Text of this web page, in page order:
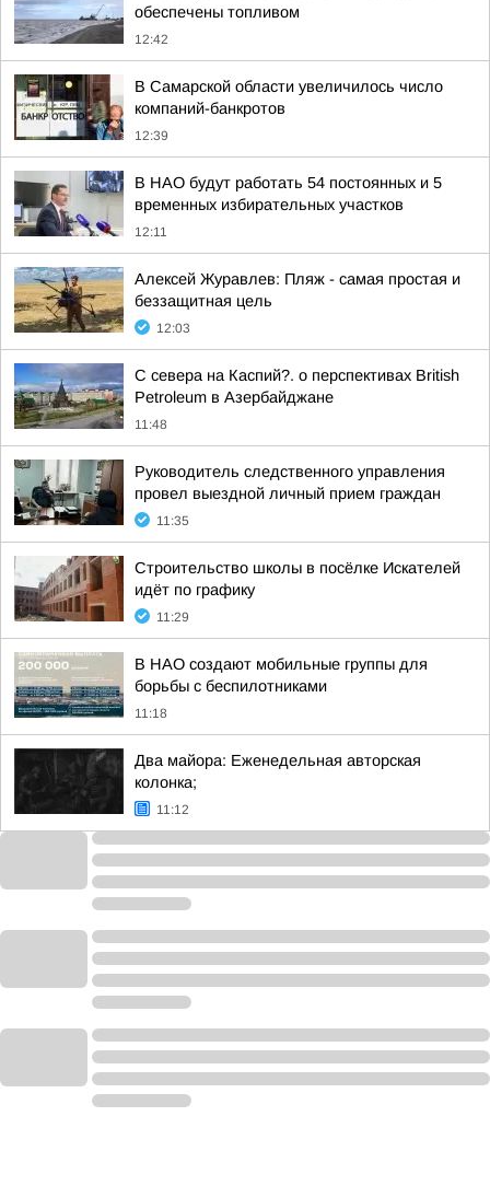
обеспечены топливом
12:42
В Самарской области увеличилось число
компаний-банкротов
12:39
В НАО будут работать 54 постоянных и 5
временных избирательных участков
12:11
Алексей Журавлев: Пляж - самая простая и
беззащитная цель
12:03
С севера на Каспий?. о перспективах British
Petroleum в Азербайджане
11:48
Руководитель следственного управления
провел выездной личный прием граждан
11:35
Строительство школы в посёлке Искателей
идёт по графику
11:29
В НАО создают мобильные группы для
борьбы с беспилотниками
11:18
Два майора: Еженедельная авторская
колонка;
11:12